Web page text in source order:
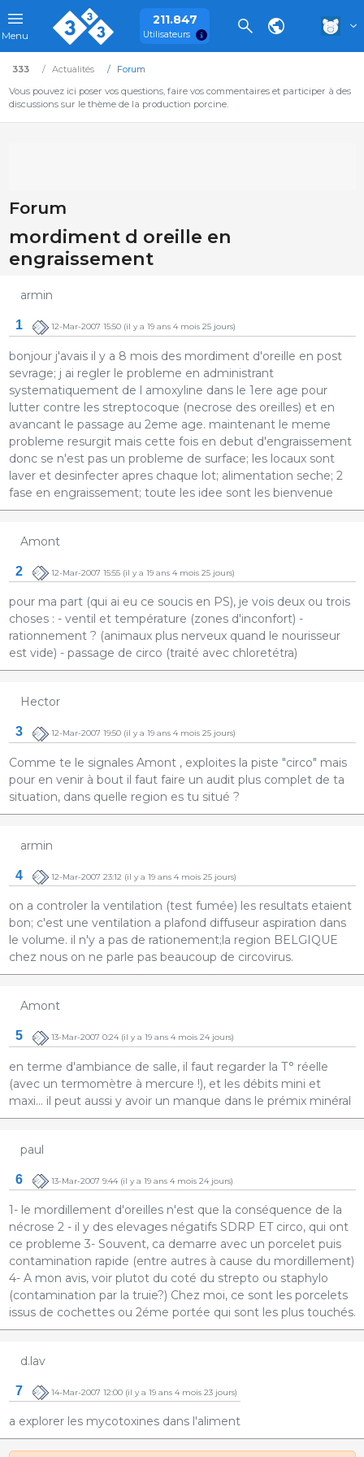
Menu
211.847
Utilisateurs
333 Actualités
Forum
Vous pouvez ici poser vos questions, faire vos commentaires et participer à des
discussions sur le thème de la production porcine.
Forum
mordiment d oreille en
engraissement
armin
1 12-Mar-2007 15:50(il y a 19 ans 4 mois 25 jours)
bonjour j'avais il y a 8 mois des mordiment d'oreille en post
sevrage; j ai regler le probleme en administrant
systematiquement de l amoxyline dans le 1ere age pour
lutter contre les streptocoque (necrose des oreilles) et en
avancant le passage au 2eme age. maintenant le meme
probleme resurgit mais cette fois en debut d'engraissement
donc se n'est pas un probleme de surface; les locaux sont
laver et desinfecter apres chaque lot; alimentation seche; 2
fase en engraissement; toute les idee sont les bienvenue
Amont
2 12-Mar-2007 15:55(il y a 19 ans 4 mois 25 jours)
pour ma part (qui ai eu ce soucis en PS), je vois deux ou trois
choses : - ventil et température (zones d'inconfort) -
rationnement ? (animaux plus nerveux quand le nourisseur
est vide) - passage de circo (traité avec chloretétra)
Hector
3 12-Mar-2007 19:50(il y a 19 ans 4 mois 25 jours)
Comme te le signales Amont , exploites la piste "circo" mais
pour en venir à bout il faut faire un audit plus complet de ta
situation, dans quelle region es tu situé ?
armin
4 12-Mar-2007 23:12 (il y a 19 ans 4 mois 25 jours)
on a controler la ventilation (test fumée) les resultats etaient
bon; c'est une ventilation a plafond diffuseur aspiration dans
le volume. il n'y a pas de rationement;la region BELGIQUE
chez nous on ne parle pas beaucoup de circovirus.
Amont
5 13-Mar-2007 0:24(il y a 19 ans 4 mois 24 jours)
en terme d'ambiance de salle, il faut regarder la T° réelle
(avec un termomètre à mercure !), et les débits mini et
maxi... il peut aussi y avoir un manque dans le prémix minéral
paul
6 13-Mar-2007 9:44(il y a 19 ans 4 mois 24 jours)
1- le mordillement d'oreilles n'est que la conséquence de la
nécrose 2 - il y des elevages négatifs SDRP ET circo, qui ont
ce probleme 3- Souvent, ca demarre avec un porcelet puis
contamination rapide (entre autres à cause du mordillement)
4- A mon avis, voir plutot du coté du strepto ou staphylo
(contamination par la truie?) Chez moi, ce sont les porcelets
issus de cochettes ou 2éme portée qui sont les plus touchés.
d.lav
7 14-Mar-2007 12:00(il y a 19 ans 4 mois 23 jours)
a explorer les mycotoxines dans l'aliment